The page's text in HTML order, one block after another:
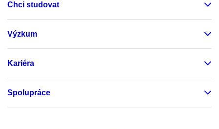
Chci studovat
Výzkum
Kariéra
Spolupráce